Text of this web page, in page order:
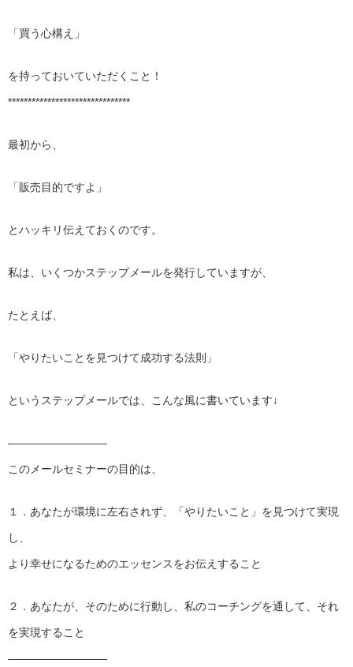
「買う心構え」
を持っておいていただくこと！
*******************************
最初から、
「販売目的ですよ」
とハッキリ伝えておくのです。
私は、いくつかステップメールを発行していますが、
たとえば、
「やりたいことを見つけて成功する法則」
というステップメールでは、こんな風に書いています↓
—————————
このメールセミナーの目的は、
１．あなたが環境に左右されず、「やりたいこと」を見つけて実現
し、
より幸せになるためのエッセンスをお伝えすること
２．あなたが、そのために行動し、私のコーチングを通して、それ
を実現すること
—————————